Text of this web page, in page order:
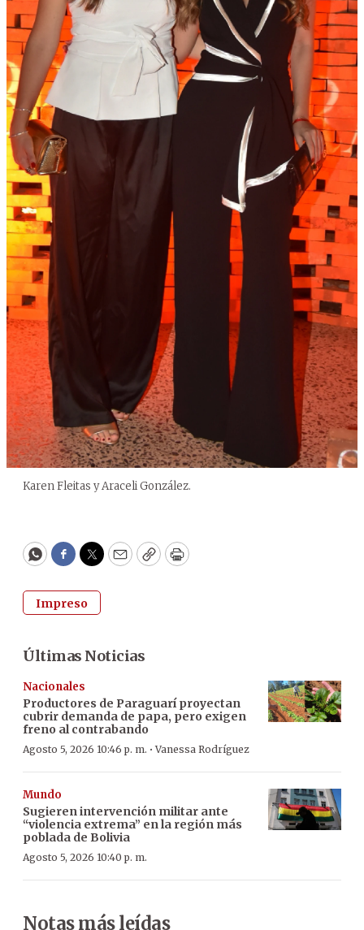
Karen Fleitas y Araceli González.
WhatsApp
Facebook
Twitter
EmailCopyPrint
Impreso
Últimas Noticias
Nacionales
Productores de Paraguarí proyectan
cubrir demanda de papa, pero exigen
freno al contrabando
Agosto 5, 2026 10:46 p. m. ·Vanessa Rodríguez
Mundo
Sugieren intervención militar ante
“violencia extrema” en la región más
poblada de Bolivia
Agosto 5, 2026 10:40 p. m.
Notas más leídas